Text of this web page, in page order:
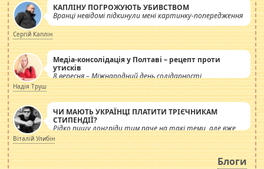
КАПЛІНУ ПОГРОЖУЮТЬ УБИВСТВОМ
Вранці невідомі підкинули мені картинку-попередження
Сергій Каплін
Медіа-консолідація у Полтаві – рецепт проти
утисків
8 вересня – Міжнародний день солідарності
журналістів.
Надія Труш
ЧИ МАЮТЬ УКРАЇНЦІ ПЛАТИТИ ТРІЄЧНИКАМ
СТИПЕНДІЇ?
Рідко пишу лонгріди тим паче на такі теми, але вже
просто дістало! Обурюють сьогоднішні інсенуації
навколо стипендіального питання. Штучно
роздувається ще одна соціальна катастрофа.
Віталій Улибін
Блоги